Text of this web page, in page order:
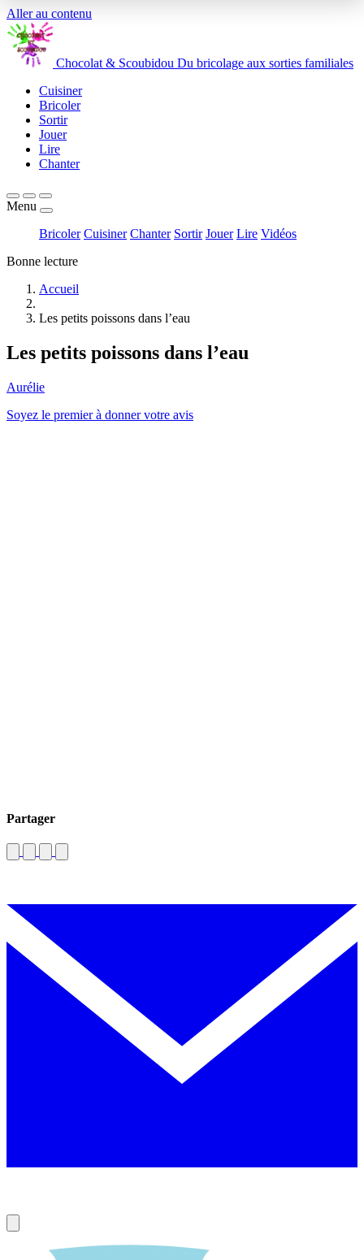
Aller au contenu
Chocolat & Scoubidou Du bricolage aux sorties familiales
Cuisiner
Bricoler
Sortir
Jouer
Lire
Chanter
Menu
Bricoler Cuisiner Chanter Sortir Jouer Lire Vidéos
Bonne lecture
Accueil
Les petits poissons dans l’eau
Les petits poissons dans l’eau
Aurélie
Soyez le premier à donner votre avis
Partager